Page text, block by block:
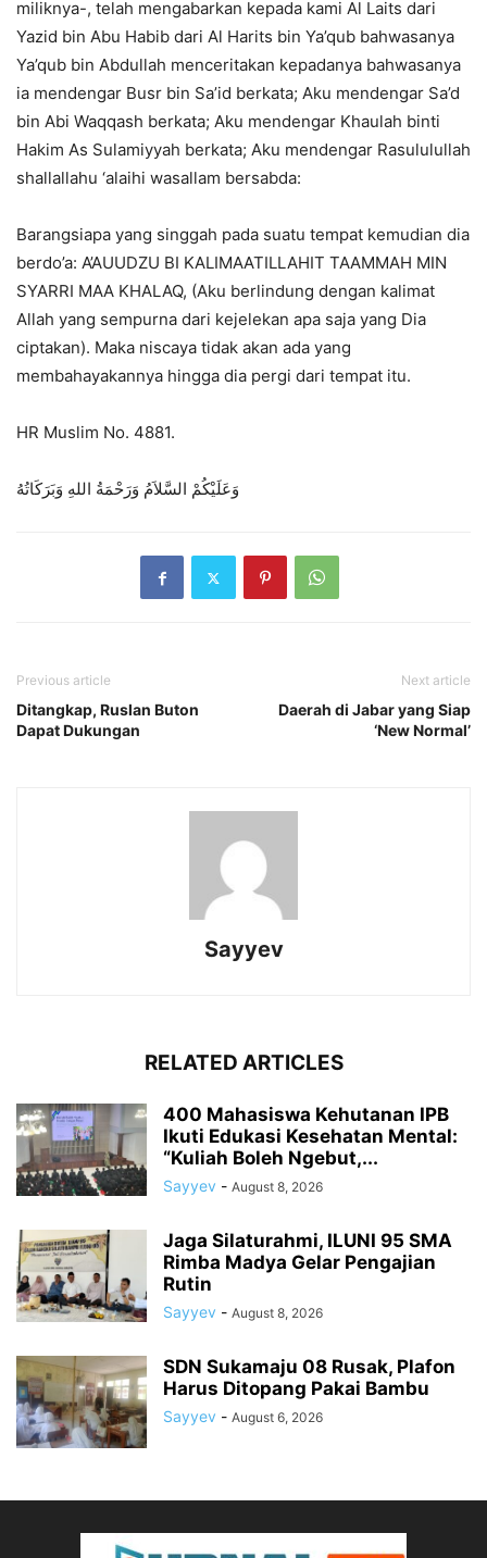
miliknya-, telah mengabarkan kepada kami Al Laits dari
Yazid bin Abu Habib dari Al Harits bin Ya’qub bahwasanya
Ya’qub bin Abdullah menceritakan kepadanya bahwasanya
ia mendengar Busr bin Sa’id berkata; Aku mendengar Sa’d
bin Abi Waqqash berkata; Aku mendengar Khaulah binti
Hakim As Sulamiyyah berkata; Aku mendengar Rasululullah
shallallahu ‘alaihi wasallam bersabda:
Barangsiapa yang singgah pada suatu tempat kemudian dia
berdo’a: A’AUUDZU BI KALIMAATILLAHIT TAAMMAH MIN
SYARRI MAA KHALAQ, (Aku berlindung dengan kalimat
Allah yang sempurna dari kejelekan apa saja yang Dia
ciptakan). Maka niscaya tidak akan ada yang
membahayakannya hingga dia pergi dari tempat itu.
HR Muslim No. 4881.
وَعَلَيْكُمْ السَّلاَمُ وَرَحْمَةُ اللهِ وَبَرَكَاتُهُ
Previous article
Ditangkap, Ruslan Buton
Dapat Dukungan
Next article
Daerah di Jabar yang Siap
‘New Normal’
Sayyev
RELATED ARTICLES
400 Mahasiswa Kehutanan IPB
Ikuti Edukasi Kesehatan Mental:
“Kuliah Boleh Ngebut,...
Sayyev - August 8, 2026
Jaga Silaturahmi, ILUNI 95 SMA
Rimba Madya Gelar Pengajian
Rutin
Sayyev - August 8, 2026
SDN Sukamaju 08 Rusak, Plafon
Harus Ditopang Pakai Bambu
Sayyev - August 6, 2026